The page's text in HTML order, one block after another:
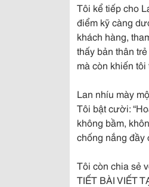
Tôi kể tiếp cho
điểm kỹ càng
khách hàng,
thấy bản thân
mà còn khiến
Lan nhíu mày
Tôi bật cười:
không bầm,
chống nắng đầy
Tôi còn chia sẻ
TIẾT BÀI VIẾT